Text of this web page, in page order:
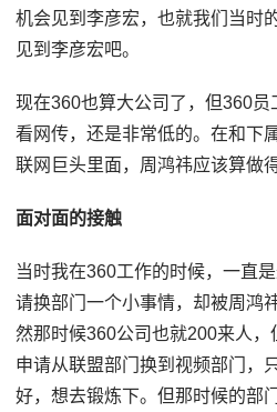
机会见到李彦宏，也就我们当时
见到李彦宏吧。
现在360也算大公司了，但360
看网传，还是非常低的。在和下
联网巨头里面，周鸿祎应该算做
面对面的接触
当时我在360工作的时候，一直
请换部门一个小事情，却被周鸿
然那时候360公司也就200来人
申请从联盟部门换到视频部门，
好，想去锻炼下。但那时候的部